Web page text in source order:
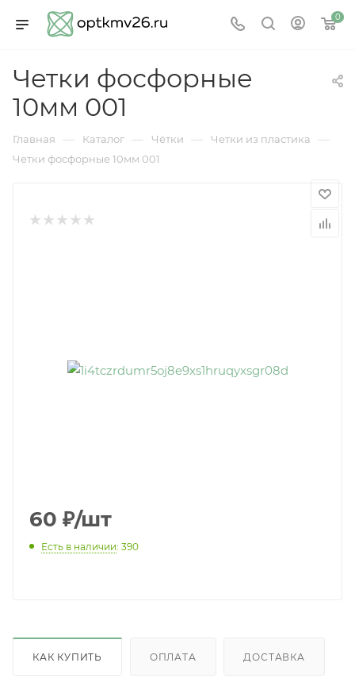
0
Четки фосфорные
10мм 001
Главная — Каталог — Чётки — Четки из пластика —
Четки фосфорные 10мм 001
60 ₽/шт
Есть в наличии: 390
КАК КУПИТЬ ОПЛАТА ДОСТАВКА